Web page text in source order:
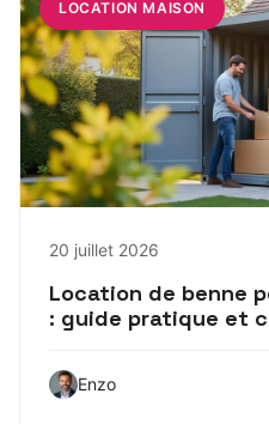
LOCATION MAISON
20 juillet 2026
Location de benne
: guide pratique et
Enzo